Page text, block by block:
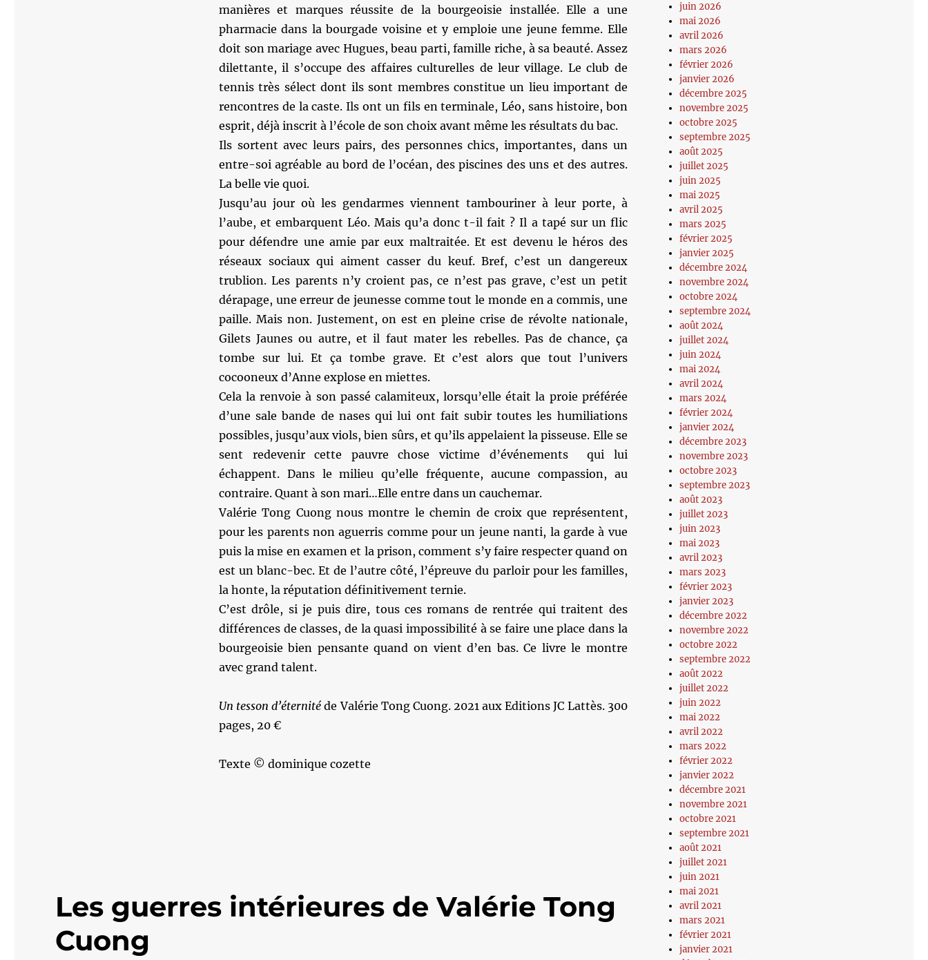
manières et marques réussite de la bourgeoisie installée. Elle a une
pharmacie dans la bourgade voisine et y emploie une jeune femme. Elle
doit son mariage avec Hugues, beau parti, famille riche, à sa beauté. Assez
dilettante, il s’occupe des affaires culturelles de leur village. Le club de
tennis très sélect dont ils sont membres constitue un lieu important de
rencontres de la caste. Ils ont un fils en terminale, Léo, sans histoire, bon
esprit, déjà inscrit à l’école de son choix avant même les résultats du bac.
Ils sortent avec leurs pairs, des personnes chics, importantes, dans un
entre-soi agréable au bord de l’océan, des piscines des uns et des autres.
La belle vie quoi.
Jusqu’au jour où les gendarmes viennent tambouriner à leur porte, à
l’aube, et embarquent Léo. Mais qu’a donc t-il fait ? Il a tapé sur un flic
pour défendre une amie par eux maltraitée. Et est devenu le héros des
réseaux sociaux qui aiment casser du keuf. Bref, c’est un dangereux
trublion. Les parents n’y croient pas, ce n’est pas grave, c’est un petit
dérapage, une erreur de jeunesse comme tout le monde en a commis, une
paille. Mais non. Justement, on est en pleine crise de révolte nationale,
Gilets Jaunes ou autre, et il faut mater les rebelles. Pas de chance, ça
tombe sur lui. Et ça tombe grave. Et c’est alors que tout l’univers
cocooneux d’Anne explose en miettes.
Cela la renvoie à son passé calamiteux, lorsqu’elle était la proie préférée
d’une sale bande de nases qui lui ont fait subir toutes les humiliations
possibles, jusqu’aux viols, bien sûrs, et qu’ils appelaient la pisseuse. Elle se
sent redevenir cette pauvre chose victime d’événements qui lui
échappent. Dans le milieu qu’elle fréquente, aucune compassion, au
contraire. Quant à son mari…Elle entre dans un cauchemar.
Valérie Tong Cuong nous montre le chemin de croix que représentent,
pour les parents non aguerris comme pour un jeune nanti, la garde à vue
puis la mise en examen et la prison, comment s’y faire respecter quand on
est un blanc-bec. Et de l’autre côté, l’épreuve du parloir pour les familles,
la honte, la réputation définitivement ternie.
C’est drôle, si je puis dire, tous ces romans de rentrée qui traitent des
différences de classes, de la quasi impossibilité à se faire une place dans la
bourgeoisie bien pensante quand on vient d’en bas. Ce livre le montre
avec grand talent.
Un tesson d’éternité de Valérie Tong Cuong. 2021 aux Editions JC Lattès. 300
pages, 20 €
Texte © dominique cozette
Les guerres intérieures de Valérie Tong
Cuong
juin 2026
mai 2026
avril 2026
mars 2026
février 2026
janvier 2026
décembre 2025
novembre 2025
octobre 2025
septembre 2025
août 2025
juillet 2025
juin 2025
mai 2025
avril 2025
mars 2025
février 2025
janvier 2025
décembre 2024
novembre 2024
octobre 2024
septembre 2024
août 2024
juillet 2024
juin 2024
mai 2024
avril 2024
mars 2024
février 2024
janvier 2024
décembre 2023
novembre 2023
octobre 2023
septembre 2023
août 2023
juillet 2023
juin 2023
mai 2023
avril 2023
mars 2023
février 2023
janvier 2023
décembre 2022
novembre 2022
octobre 2022
septembre 2022
août 2022
juillet 2022
juin 2022
mai 2022
avril 2022
mars 2022
février 2022
janvier 2022
décembre 2021
novembre 2021
octobre 2021
septembre 2021
août 2021
juillet 2021
juin 2021
mai 2021
avril 2021
mars 2021
février 2021
janvier 2021